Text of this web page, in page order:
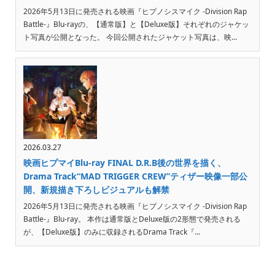
2026年5月13日に発売される映画『ヒプノシスマイク -Division Rap
Battle-』Blu-rayの、【通常版】と【Deluxe版】それぞれのジャケッ
ト写真が公開となった。 今回公開されたジャケット写真は、映...
2026.03.27
映画ヒプマイBlu-ray FINAL D.R.B後の世界を描く、
Drama Track“MAD TRIGGER CREW”ティザー映像一部公
開、新規描き下ろしビジュアルも解禁
2026年5月13日に発売される映画『ヒプノシスマイク -Division Rap
Battle-』Blu-ray。 本作は通常版とDeluxe版の2形態で発売される
が、【Deluxe版】のみに収録されるDrama Track『...